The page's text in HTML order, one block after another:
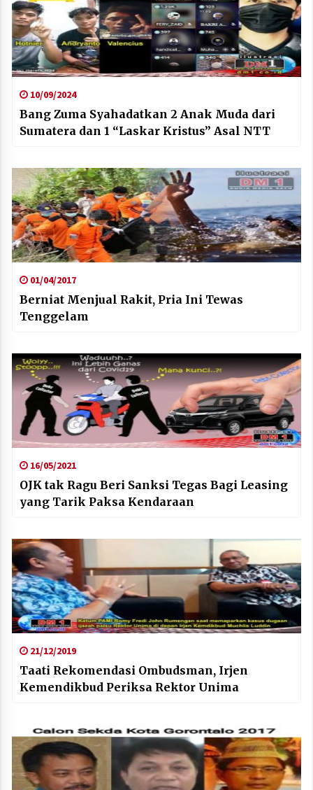
10/09/2024
Bang Zuma Syahadatkan 2 Anak Muda dari
Sumatera dan 1 “Laskar Kristus” Asal NTT
01/04/2017
Berniat Menjual Rakit, Pria Ini Tewas
Tenggelam
16/05/2021
OJK tak Ragu Beri Sanksi Tegas Bagi Leasing
yang Tarik Paksa Kendaraan
21/12/2019
Taati Rekomendasi Ombudsman, Irjen
Kemendikbud Periksa Rektor Unima